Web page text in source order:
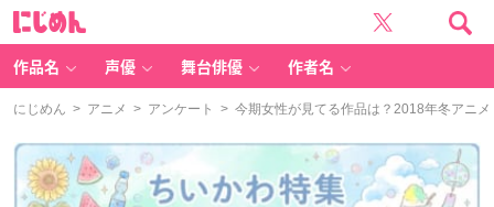
作品名 声優 舞台俳優 作者名
にじめん > アニメ > アンケート > 今期女性が見てる作品は？2018年冬アニ